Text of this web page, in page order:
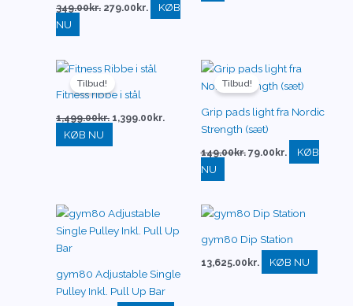
349.00kr. 279.00 kr.
KØB
NU
Tilbud!
Fitness ribbe i stål
1,499.00kr.
Den
pris
1,499.00kr..
1,399.00 kr. 1,399.00kr..
KØB NU
Tilbud!
Grip pads light fra Nordic
Strength (sæt)
149.00kr.
Den
oprindelige
pris
149.00kr..
79.00 kr.
Den
pris
79.00kr..
KØB
NU
gym80 Adjustable Single
Pulley Inkl. Pull Up Bar
gym80 Dip Station
13,625.00 kr. KØB NU